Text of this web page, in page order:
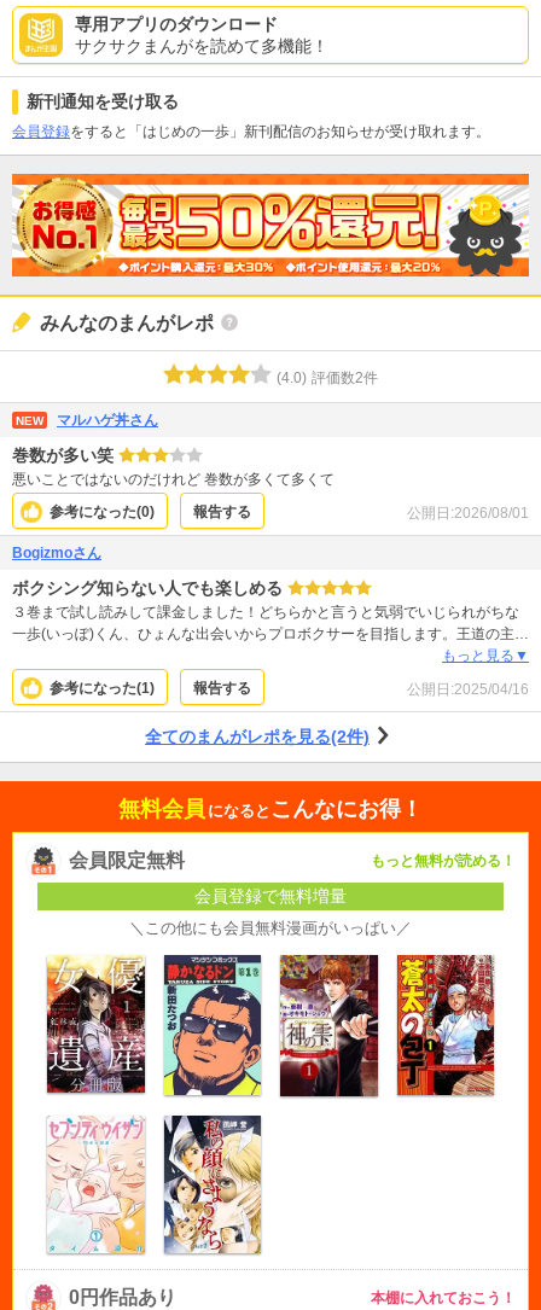
専用アプリのダウンロード
サクサクまんがを読めて多機能！
新刊通知を受け取る
会員登録をすると「はじめの一歩」新刊配信のお知らせが受け取れます。
みんなのまんがレポ
(4.0) 評価数2件
NEW マルハゲ丼さん
巻数が多い笑
悪いことではないのだけれど 巻数が多くて多くて
参考になった(0) 報告する 公開日:2026/08/01
Bogizmoさん
ボクシング知らない人でも楽しめる
３巻まで試し読みして課金しました！どちらかと言うと気弱でいじられがちな
一歩(いっぽ)くん、ひょんな出会いからプロボクサーを目指します。王道の主人
公像にふさわしく、自身の才能に驕らず、真摯に無心に練習する姿に心打たれ
ます。窮地に立っても最後まで諦めない！昭和の絵柄とギャグもノスタルジッ
ク。
もっと見る▼
参考になった(1) 報告する 公開日:2025/04/16
全てのまんがレポを見る(2件)
無料会員 になると こんなにお得！
会員限定無料 もっと無料が読める！
会員登録で無料増量
＼この他にも会員無料漫画がいっぱい／
0円作品あり 本棚に入れておこう！